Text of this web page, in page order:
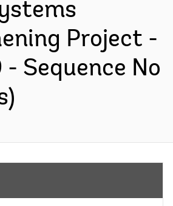
Project -
Sequence No